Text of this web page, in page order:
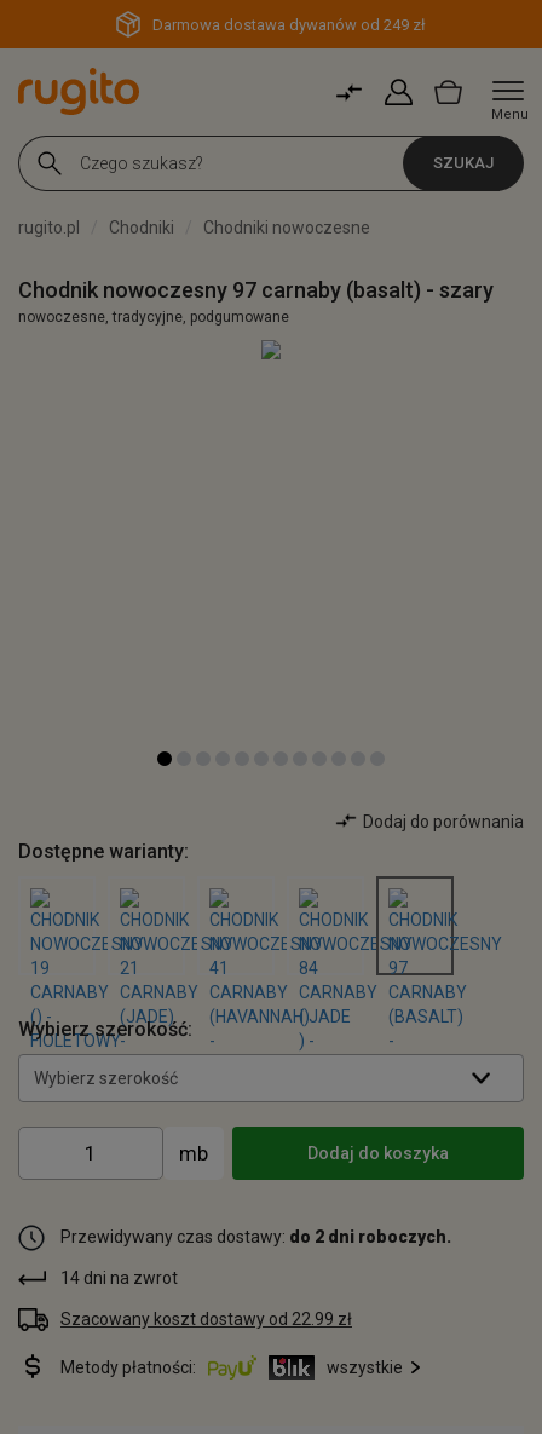
Darmowa dostawa dywanów od 249 zł
Menu
SZUKAJ
rugito.pl Chodniki Chodniki nowoczesne
Chodnik nowoczesny 97 carnaby (basalt) - szary
nowoczesne, tradycyjne, podgumowane
Dodaj do porównania
Dostępne warianty:
Wybierz szerokość:
Wybierz szerokość
Dodaj do koszyka
Przewidywany czas dostawy: do 2 dni roboczych.
14 dni na zwrot
Szacowany koszt dostawy od 22.99 zł
Metody płatności: wszystkie